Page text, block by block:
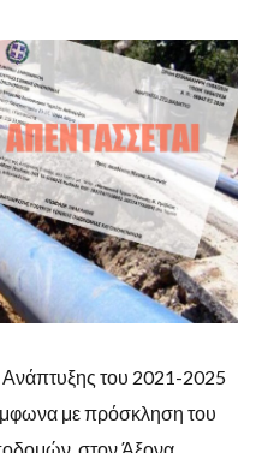
του 2021-2025
με πρόσκληση του